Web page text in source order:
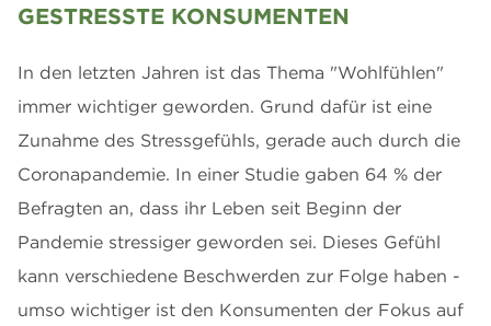
GESTRESSTE KONSUMENTEN
In den letzten Jahren ist das Thema "Wohlfühlen"
immer wichtiger geworden. Grund dafür ist eine
Zunahme des Stressgefühls, gerade auch durch die
Coronapandemie. In einer Studie gaben 64 % der
Befragten an, dass ihr Leben seit Beginn der
Pandemie stressiger geworden sei. Dieses Gefühl
kann verschiedene Beschwerden zur Folge haben -
umso wichtiger ist den Konsumenten der Fokus auf